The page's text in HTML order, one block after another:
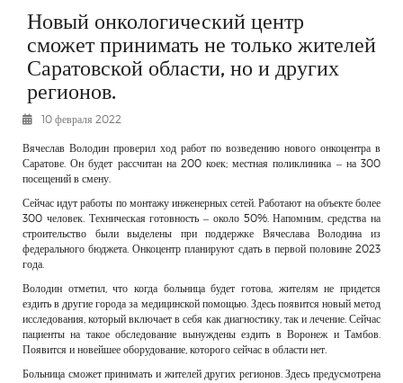
К СВЕДЕНИЮ
КОНКУРСЫ
ФОТОРЕПОРТАЖИ
РЕКЛАМОДАТЕЛЯМ
ОБЪЯВЛЕНИЯ
КОНТАКТЫ
Новый онкологический центр
сможет принимать не только жителей
Саратовской области, но и других
регионов.
10 февраля 2022
Вячеслав Володин проверил ход работ по возведению нового онкоцентра в
Саратове. Он будет рассчитан на 200 коек; местная поликлиника – на 300
посещений в смену.
Сейчас идут работы по монтажу инженерных сетей. Работают на объекте более
300 человек. Техническая готовность – около 50%. Напомним, средства на
строительство были выделены при поддержке Вячеслава Володина из
федерального бюджета. Онкоцентр планируют сдать в первой половине 2023
года.
Володин отметил, что когда больница будет готова, жителям не придется
ездить в другие города за медицинской помощью. Здесь появится новый метод
исследования, который включает в себя как диагностику, так и лечение. Сейчас
пациенты на такое обследование вынуждены ездить в Воронеж и Тамбов.
Появится и новейшее оборудование, которого сейчас в области нет.
Больница сможет принимать и жителей других регионов. Здесь предусмотрена